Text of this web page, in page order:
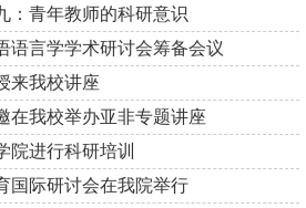
：青年教师的科研意识
语言学学术研讨会筹备会议
来我校讲座
在我校举办亚非专题讲座
院进行科研培训
国际研讨会在我院举行